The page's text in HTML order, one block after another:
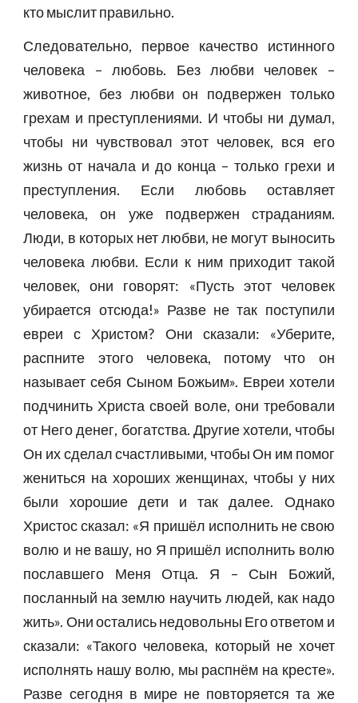
кто мыслит правильно.
Следовательно, первое качество истинного
человека – любовь. Без любви человек –
животное, без любви он подвержен только
грехам и преступлениями. И чтобы ни думал,
чтобы ни чувствовал этот человек, вся его
жизнь от начала и до конца – только грехи и
преступления. Если любовь оставляет
человека, он уже подвержен страданиям.
Люди, в которых нет любви, не могут выносить
человека любви. Если к ним приходит такой
человек, они говорят: «Пусть этот человек
убирается отсюда!» Разве не так поступили
евреи с Христом? Они сказали: «Уберите,
распните этого человека, потому что он
называет себя Сыном Божьим». Евреи хотели
подчинить Христа своей воле, они требовали
от Него денег, богатства. Другие хотели, чтобы
Он их сделал счастливыми, чтобы Он им помог
жениться на хороших женщинах, чтобы у них
были хорошие дети и так далее. Однако
Христос сказал: «Я пришёл исполнить не свою
волю и не вашу, но Я пришёл исполнить волю
пославшего Меня Отца. Я – Сын Божий,
посланный на землю научить людей, как надо
жить». Они остались недовольны Его ответом и
сказали: «Такого человека, который не хочет
исполнять нашу волю, мы распнём на кресте».
Разве сегодня в мире не повторяется та же